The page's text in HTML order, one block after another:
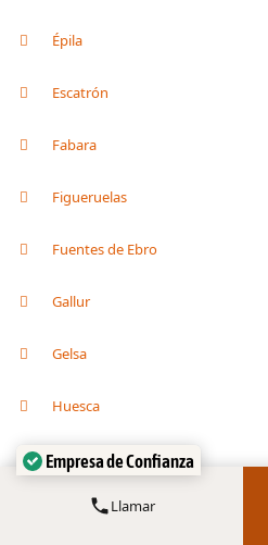
Épila
Escatrón
Fabara
Figueruelas
Fuentes de Ebro
Gallur
Gelsa
Huesca
Illueca
La Almunia de Doña Godina
Llamar
Verificado por:Trustindex